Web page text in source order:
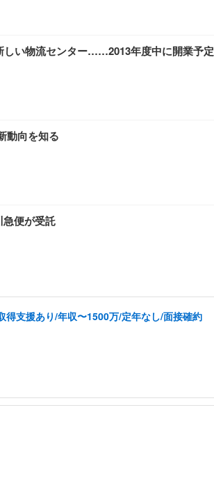
しい物流センター……2013年度中に開業予定
動向を知る
便が受託
支援あり/年収〜1500万/定年なし/面接確約